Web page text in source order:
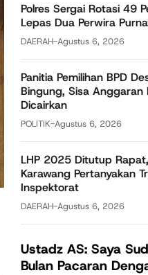
Polres Sergai Rotasi 49
Lepas Dua Perwira
DAERAH-Agustus 6, 2026
Panitia Pemilihan BPD
Bingung, Sisa Anggaran
Dicairkan
POLITIK-Agustus 6, 2026
LHP 2025 Ditutup
Karawang Pertanyakan
Inspektorat
DAERAH-Agustus 6, 2026
Ustadz AS: Saya
Bulan Pacaran